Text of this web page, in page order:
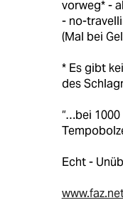
vorweg* -
- no-
(Mal bei
* Es gibt
des
“…bei 1000
Echt -